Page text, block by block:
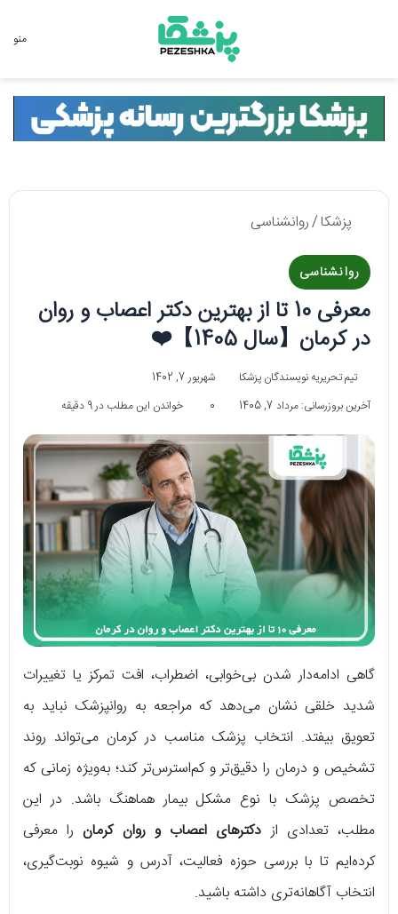
منو
پزشکا/روانشناسی
روانشناسی
معرفی 10 تا از بهترین دکتر اعصاب و روان
در کرمان【سال 1405】❤️
تیم تحریریه نویسندگان پزشکا
شهریور 7, 1402
آخرین بروزرسانی: مرداد 7, 1405
0 خواندن این مطلب در 9 دقیقه
گاهی ادامه‌دار شدن بی‌خوابی، اضطراب، افت تمرکز یا تغییرات
شدید خلقی نشان می‌دهد که مراجعه به روانپزشک نباید به
تعویق بیفتد. انتخاب پزشک مناسب در کرمان می‌تواند روند
تشخیص و درمان را دقیق‌تر و کم‌استرس‌تر کند؛ به‌ویژه زمانی که
تخصص پزشک با نوع مشکل بیمار هماهنگ باشد. در این
مطلب، تعدادی از دکترهای اعصاب و روان کرمان را معرفی
کرده‌ایم تا با بررسی حوزه فعالیت، آدرس و شیوه نوبت‌گیری،
انتخاب آگاهانه‌تری داشته باشید.